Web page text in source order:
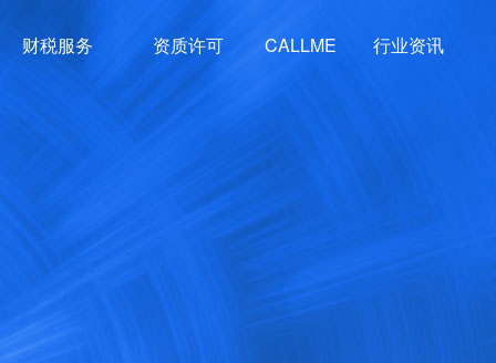
财税服务 资质许可 CALLME 行业资讯